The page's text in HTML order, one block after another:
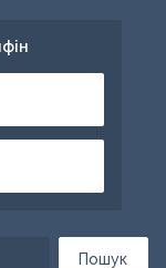
Пошук